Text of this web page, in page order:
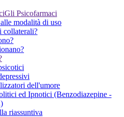
Gli Psicofarmaci
modalità di uso
collaterali?
dell'umore
ed Ipnotici (Benzodiazepine -
riassuntiva